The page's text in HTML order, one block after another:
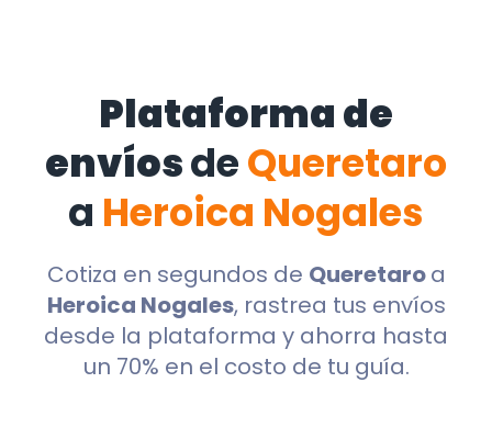
Plataforma de
envíosdeQueretaro
a Heroica Nogales
Cotiza en segundos de Queretaroa
Heroica Nogales, rastrea tus envíos
desde la plataforma y ahorra hasta
un 70% en el costo de tu guía.